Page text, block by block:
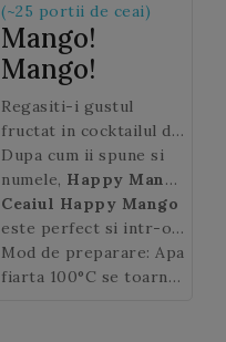
(~25 portii de ceai)
Mango!
Mango!
Regasiti-i gustul
fructat in cocktailul de
fructe exotice si flori
Happy Mangode la
Casa de ceai, de infuzat
in apa fierbinte.
Dupa cum ii spune si
numele, Happy Mango
este un ceai vesel, de
savurat alaturi de cei
dragi la caldura sobei
intr-o seara racoroasa.
Ceaiul Happy Mango
este perfect si intr-o
zi calduroasa: o
singura inghititura de
Mod de preparare: Apa
fiarta 100°C se toarna